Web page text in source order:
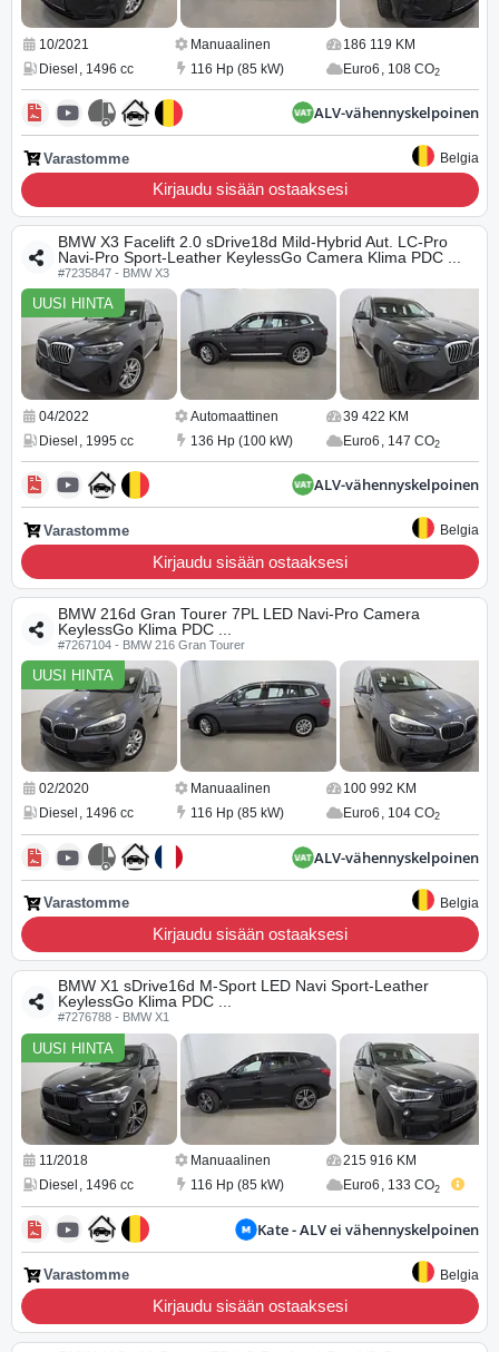
10/2021 Manuaalinen
186 119 KM
Diesel
1496 cc 116 Hp (85 kW) Euro6 108 CO2
ALV-vähennyskelpoinen
Varastomme Belgia
Kirjaudu sisään ostaaksesi
BMW X3 Facelift 2.0 sDrive18d Mild-Hybrid Aut. LC-Pro
Navi-Pro Sport-Leather KeylessGo Camera Klima PDC ...
#7235847 - BMW X3
UUSI HINTA
04/2022 Automaattinen
39 422 KM
Diesel, 1995 cc 136 Hp (100 kW) Euro6, 147 CO2
ALV-vähennyskelpoinen
Varastomme Belgia
Kirjaudu sisään ostaaksesi
BMW 216d Gran Tourer 7PL LED Navi-Pro Camera
KeylessGo Klima PDC ...
#7267104 - BMW 216 Gran Tourer
UUSI HINTA
02/2020 Manuaalinen
100 992 KM
Diesel, 1496 cc 116 Hp (85 kW) Euro6, 104 CO2
ALV-vähennyskelpoinen
Varastomme Belgia
Kirjaudu sisään ostaaksesi
BMW X1 sDrive16d M-Sport LED Navi Sport-Leather
KeylessGo Klima PDC ...
#7276788 - BMW X1
UUSI HINTA
11/2018 Manuaalinen
215 916 KM
Diesel, 1496 cc 116 Hp (85 kW) Euro6, 133 CO2
Kate - ALV ei vähennyskelpoinen
Varastomme Belgia
Kirjaudu sisään ostaaksesi